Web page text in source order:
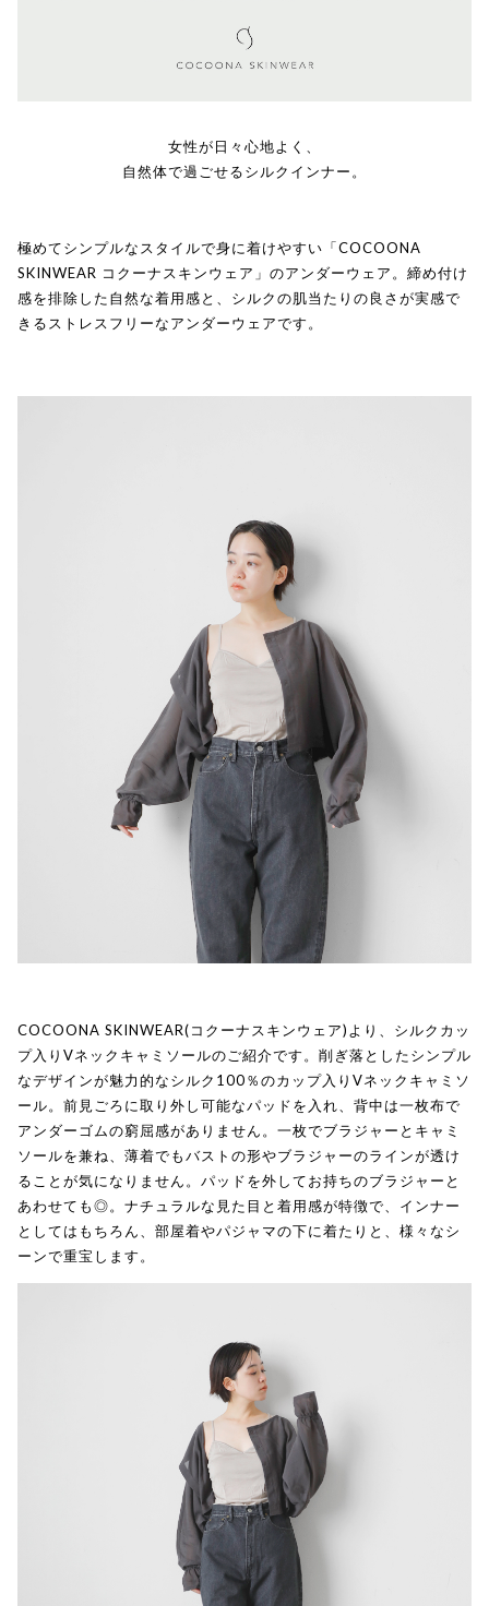
女性が日々心地よく、
自然体で過ごせるシルクインナー。
極めてシンプルなスタイルで身に着けやすい「COCOONA
SKINWEAR コクーナスキンウェア」のアンダーウェア。締め付け
感を排除した自然な着用感と、シルクの肌当たりの良さが実感で
きるストレスフリーなアンダーウェアです。
COCOONA SKINWEAR(コクーナスキンウェア)より、シルクカッ
プ入りVネックキャミソールのご紹介です。削ぎ落としたシンプル
なデザインが魅力的なシルク100％のカップ入りVネックキャミソ
ール。前見ごろに取り外し可能なパッドを入れ、背中は一枚布で
アンダーゴムの窮屈感がありません。一枚でブラジャーとキャミ
ソールを兼ね、薄着でもバストの形やブラジャーのラインが透け
ることが気になりません。パッドを外してお持ちのブラジャーと
あわせても◎。ナチュラルな見た目と着用感が特徴で、インナー
としてはもちろん、部屋着やパジャマの下に着たりと、様々なシ
ーンで重宝します。